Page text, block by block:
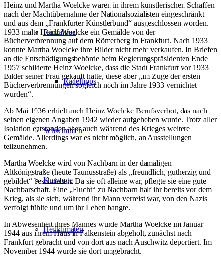
Radfahren
Radeltipps
Schwimmen
Kurwege
Heilklimaten
Heinz und Martha Woelcke waren in ihrem künstlerischen Schaffen
nach der Machtübernahme der Nationalsozialisten eingeschränkt
und aus dem „Frankfurter Künstlerbund“ ausgeschlossen worden.
1933 malte Heinz Woelcke ein Gemälde von der
Bücherverbrennung auf dem Römerberg in Frankfurt. Nach 1933
konnte Martha Woelcke ihre Bilder nicht mehr verkaufen. In Briefen
an die Entschädigungsbehörde beim Regierungspräsidenten Ende
1957 schilderte Heinz Woelcke, dass die Stadt Frankfurt vor 1933
Bilder seiner Frau gekauft hatte, diese aber „im Zuge der ersten
Bücherverbrennungen sogleich noch im Jahre 1933 vernichtet
wurden“.
Ab Mai 1936 erhielt auch Heinz Woelcke Berufsverbot, das nach
seinen eigenen Angaben 1942 wieder aufgehoben wurde. Trotz aller
Isolation entstanden aber auch während des Krieges weitere
Gemälde. Allerdings war es nicht möglich, an Ausstellungen
teilzunehmen.
Martha Woelcke wird von Nachbarn in der damaligen
Altkönigstraße (heute Taunusstraße) als „freundlich, gutherzig und
gebildet“ beschrieben. Da sie oft alleine war, pflegte sie eine gute
Nachbarschaft. Eine „Flucht“ zu Nachbarn half ihr bereits vor dem
Krieg, als sie sich, während ihr Mann verreist war, von den Nazis
verfolgt fühlte und um ihr Leben bangte.
In Abwesenheit ihres Mannes wurde Martha Woelcke im Januar
1944 aus ihrem Haus in Falkenstein abgeholt, zunächst nach
Frankfurt gebracht und von dort aus nach Auschwitz deportiert. Im
November 1944 wurde sie dort umgebracht.